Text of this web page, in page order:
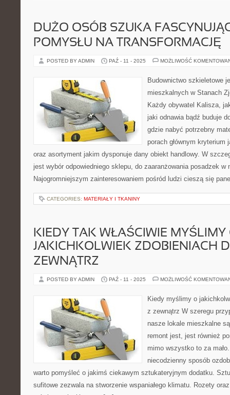
DUŻO OSÓB SZUKA
POMYSŁU NA TRANSFORMACJĘ
POSTED BY ADMIN PAŹ - 11 - 2025 MOŻLIWOŚĆ
Budownictwo szkieletowe
mieszkalnych w Stanach
Każdy obywatel Kalisza,
jaki odnawia bądź buduje
gdzie nabyć potrzebny
porach głównym
oraz asortyment jakim dysponuje dany obiekt handlowy. W
jest wybór odpowiedniego sklepu, do zaaranżowania posadzek w
Najogromniejszym zainteresowaniem pośród ludzi cieszą się
CATEGORIES: MATERIAŁY I TKANINY
KIEDY TAK WŁAŚCIWIE MYŚLIMY
JAKICHKOLWIEK ZDOBIENIACH
ZEWNĄTRZ
POSTED BY ADMIN PAŹ - 11 - 2025 MOŻLIWOŚĆ
Kiedy myślimy o
z zewnątrz W szeregu
nasze lokale mieszkalne
remont jest, jest również
mimo wszystko to za
niecodzienny sposób
warto pomyśleć o jakimś ciekawym sztukateryjnym dodatku.
sufitowe zezwala na stworzenie wspaniałego klimatu. Rozety